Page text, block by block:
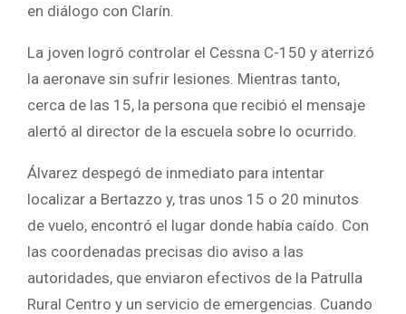
en diálogo con Clarín.
La joven logró controlar el Cessna C-150 y aterrizó
la aeronave sin sufrir lesiones. Mientras tanto,
cerca de las 15, la persona que recibió el mensaje
alertó al director de la escuela sobre lo ocurrido.
Álvarez despegó de inmediato para intentar
localizar a Bertazzo y, tras unos 15 o 20 minutos
de vuelo, encontró el lugar donde había caído. Con
las coordenadas precisas dio aviso a las
autoridades, que enviaron efectivos de la Patrulla
Rural Centro y un servicio de emergencias. Cuando